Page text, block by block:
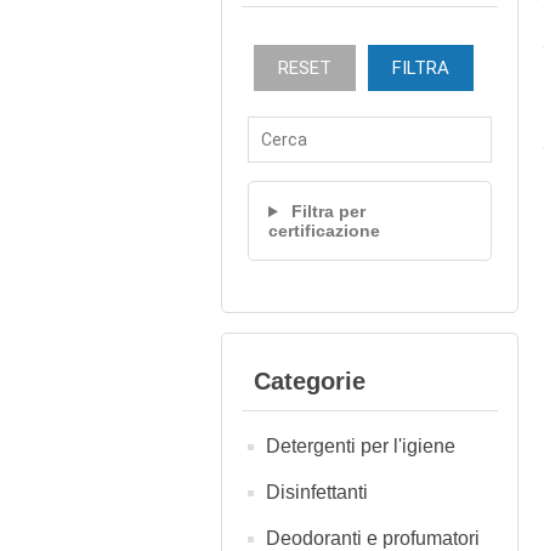
RESET FILTRA
Filtra per
certificazione
Categorie
Detergenti per l'igiene
Disinfettanti
Deodoranti e profumatori